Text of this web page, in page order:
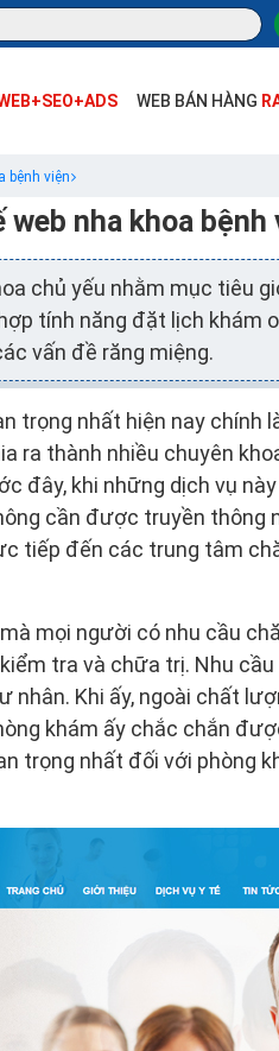
WEB BÁN HÀNG
bệnh viện
web nha khoa bệnh
chủ yếu nhằm mục tiêu
tính năng đặt lịch khám
vấn đề răng miệng.
trọng nhất hiện nay chính
ra thành nhiều chuyên
đây, khi những dịch vụ
cần được truyền thông
tiếp đến các trung tâm
mọi người có nhu cầu
tra và chữa trị. Nhu
nhân. Khi ấy, ngoài chất
khám ấy chắc chắn
trọng nhất đối với phòng